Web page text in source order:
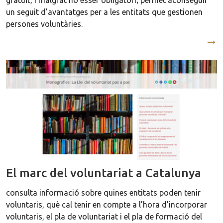
un seguit d’avantatges per a les entitats que gestionen
persones voluntàries.
El marc del voluntariat a Catalunya
consulta informació sobre quines entitats poden tenir
voluntaris, què cal tenir en compte a l’hora d’incorporar
voluntaris, el pla de voluntariat i el pla de formació del